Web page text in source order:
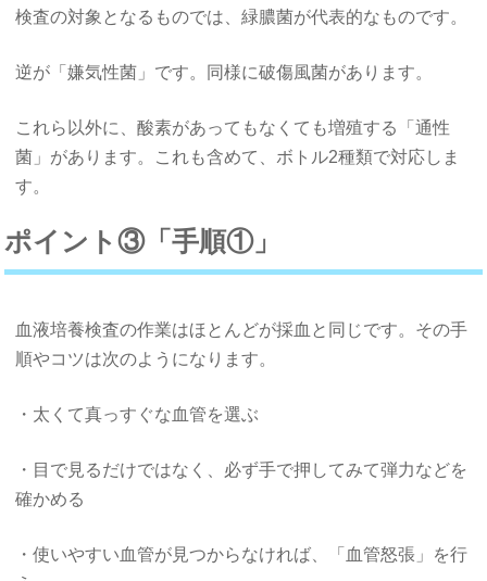
検査の対象となるものでは、緑膿菌が代表的なものです。
逆が「嫌気性菌」です。同様に破傷風菌があります。
これら以外に、酸素があってもなくても増殖する「通性
菌」があります。これも含めて、ボトル2種類で対応しま
す。
ポイント③「手順①」
血液培養検査の作業はほとんどが採血と同じです。その手
順やコツは次のようになります。
・太くて真っすぐな血管を選ぶ
・目で見るだけではなく、必ず手で押してみて弾力などを
確かめる
・使いやすい血管が見つからなければ、「血管怒張」を行